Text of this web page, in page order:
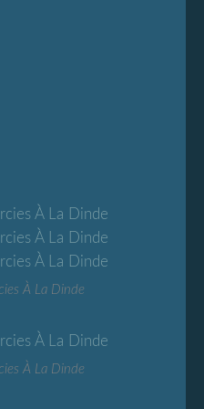
À La Dinde
À La Dinde